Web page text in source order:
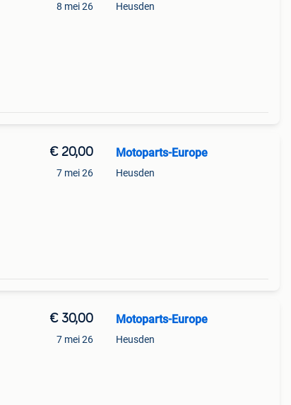
8 mei 26 Heusden
€ 20,00
7 mei 26
Motoparts-Europe
Heusden
€ 30,00
7 mei 26
Motoparts-Europe
Heusden